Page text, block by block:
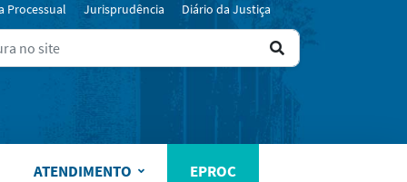
Processual Jurisprudência Diário da Justiça
Ir
resultado
ATENDIMENTO EPROC